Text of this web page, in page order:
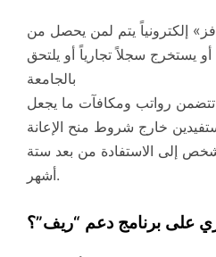
إلكترونياً يتم لمن يحصل من
يستخرج سجلاً تجارياً أو يلتحق
بالجامعة
رواتب ومكافآت ما يجعل
خارج شروط منح الإعانة
إلى الاستفادة من بعد ستة
أشهر.
على برنامج دعم “ريف”؟